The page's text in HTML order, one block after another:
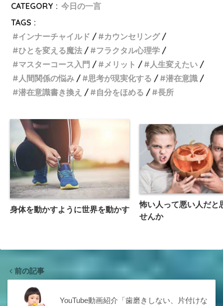
CATEGORY : 今日の一言
TAGS :
インナーチャイルド
カウンセリング
ひとを変える魔法
フラクタル心理学
マスターコース入門
メリット
人生変えたい
人間関係の悩み
思考が現実化する
潜在意識
潜在意識書き換え
自分をほめる 長所
身体を動かすように世界を動かす
怖い人って悪い人だと
せんか
前の記事
YouTube動画紹介「歯磨きしない、片付けな